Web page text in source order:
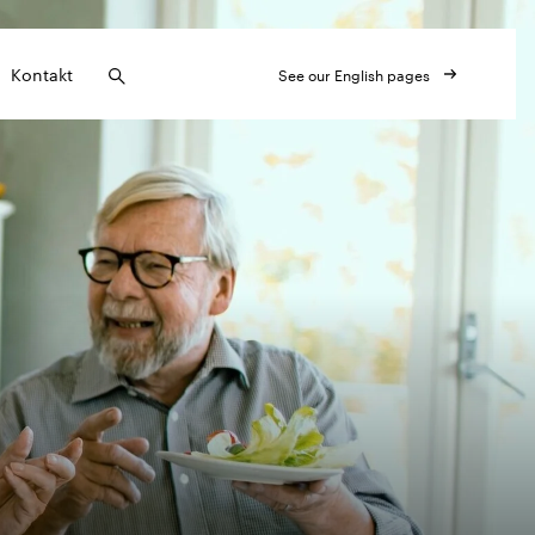
Kontakt See our English pages